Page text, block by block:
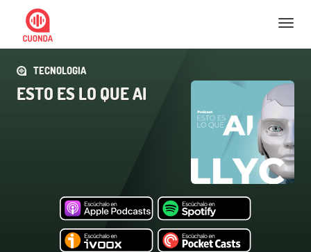
Nav
TECNOLOGIA
ESTO ES LO QUE AI